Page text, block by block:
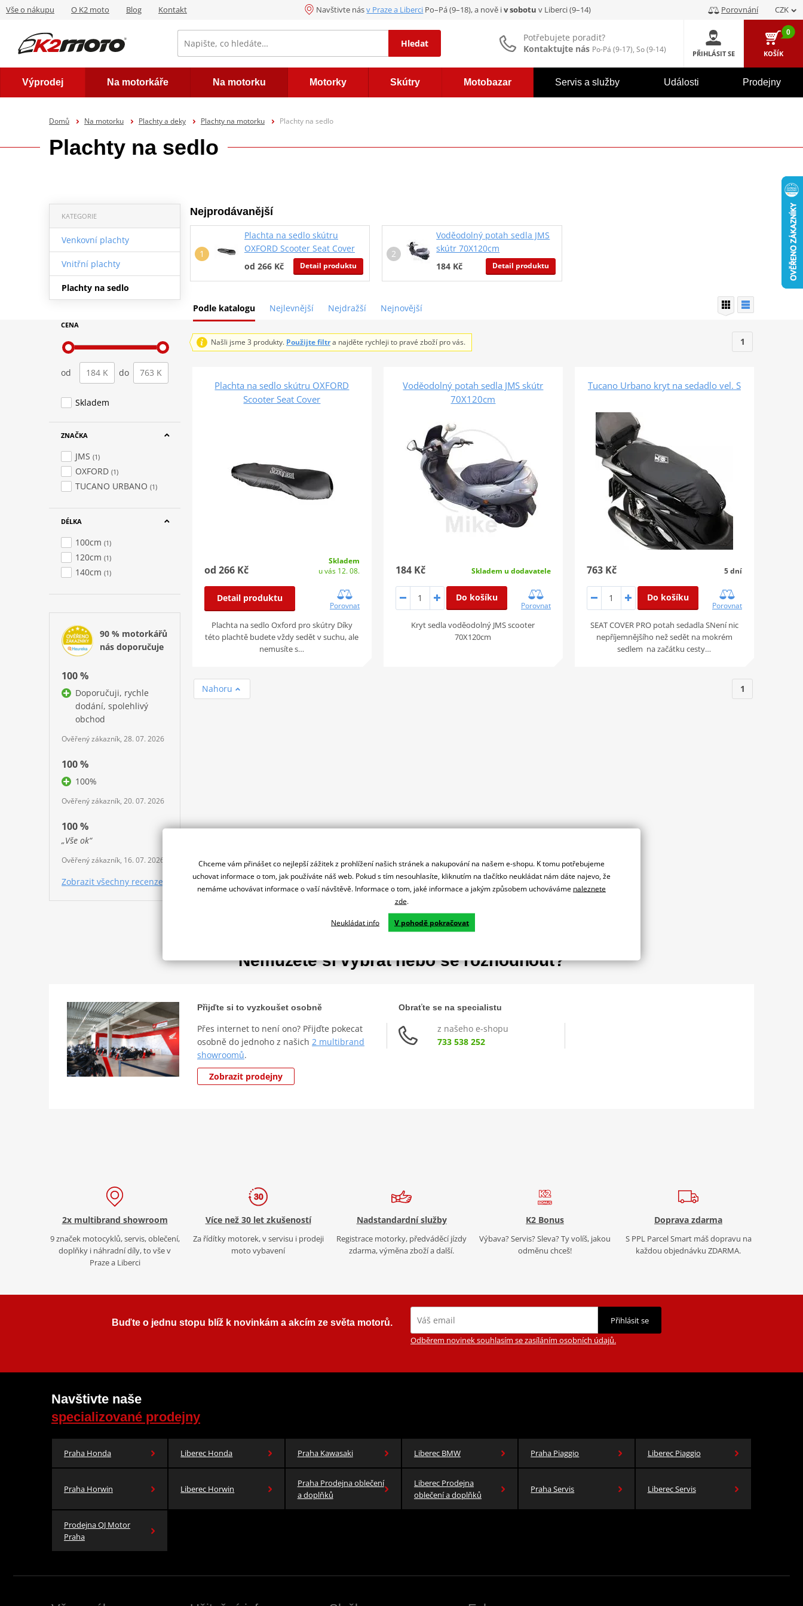
Vše o nákupu O K2 moto Blog Kontakt Navštivte násv Praze a Liberci Po–Pá (9–18), a nově iv sobotu v Liberci (9–14) Porovnání CZK
Hledat
Potřebujete poradit?
Kontaktujte nás Po-Pá (9-17), So (9-14) PŘIHLÁSIT SE
0
KOŠÍK
Výprodej Na motorkáře Na motorku Motorky Skútry Motobazar Servis a služby Události Prodejny
Domů Na motorku Plachty a deky Plachty na motorku Plachty na sedlo
Plachty na sedlo
Nejprodávanější
Plachta na sedlo skútru
OXFORD Scooter Seat Cover
od 266 Kč
Detail produktu
Voděodolný potah sedla JMS
skútr 70X120cm
184 Kč
Detail produktu
Podle katalogu Nejlevnější Nejdražší Nejnovější
KATEGORIE
Venkovní plachty
Vnitřní plachty
Plachty na sedlo
CENA
od do
Skladem
ZNAČKA
JMS (1)
OXFORD (1)
TUCANO URBANO (1)
DÉLKA
100cm (1)
120cm (1)
140cm (1)
90 % motorkářů
nás doporučuje
100 %
Doporučuji, rychle
dodání, spolehlivý
obchod
Ověřený zákazník, 28. 07. 2026
100 %
100%
Ověřený zákazník, 20. 07. 2026
100 %
„Vše ok“
Ověřený zákazník, 16. 07. 2026
Zobrazit všechny recenze
1
Našli jsme 3 produkty. Použijte filtra najděte rychleji to pravé zboží pro vás.
Plachta na sedlo skútru OXFORD
Scooter Seat Cover
od 266 Kč
Skladem
u vás 12. 08.
Detail produktu
Porovnat
Plachta na sedlo Oxford pro skútry Díky
této plachtě budete vždy sedět v suchu, ale
nemusíte s…
Voděodolný potah sedla JMS skútr
70X120cm
184 Kč Skladem u dodavatele
Do košíku
Porovnat
Kryt sedla voděodolný JMS scooter
70X120cm
Tucano Urbano kryt na sedadlo vel. S
763 Kč 5 dní
Do košíku
Porovnat
SEAT COVER PRO potah sedadla SNení nic
nepříjemnějšího než sedět na mokrém
sedlem na začátku cesty…
1
Nahoru
Nemůžete si vybrat nebo se rozhodnout?
Přijďte si to vyzkoušet osobně
Přes internet to není ono? Přijďte pokecat
osobně do jednoho z našich 2 multibrand
showroomů.
Zobrazit prodejny
Obraťte se na specialistu
z našeho e-shopu
733 538 252
2x multibrand showroom
9 značek motocyklů, servis, oblečení,
doplňky i náhradní díly, to vše v
Praze a Liberci
Více než 30 let zkušeností
Za řídítky motorek, v servisu i prodeji
moto vybavení
Nadstandardní služby
Registrace motorky, předváděcí jízdy
zdarma, výměna zboží a další.
K2 Bonus
Výbava? Servis? Sleva? Ty volíš, jakou
odměnu chceš!
Doprava zdarma
S PPL Parcel Smart máš dopravu na
každou objednávku ZDARMA.
Buďte o jednu stopu blíž k novinkám a akcím ze světa motorů.
Přihlásit se
Odběrem novinek souhlasím se zasíláním osobních údajů.
Navštivte naše
specializované prodejny
Praha Honda Liberec Honda Praha Kawasaki Liberec BMW Praha Piaggio Liberec Piaggio
Praha Horwin Liberec Horwin
Praha Prodejna oblečení
a doplňků
Liberec Prodejna
oblečení a doplňků
Praha Servis Liberec Servis
Prodejna QJ Motor
Praha
Chceme vám přinášet co nejlepší zážitek z prohlížení našich stránek a nakupování na našem e-shopu. K tomu potřebujeme
uchovat informace o tom, jak používáte náš web. Pokud s tím nesouhlasíte, kliknutím na tlačítko neukládat nám dáte najevo, že
nemáme uchovávat informace o vaší návštěvě. Informace o tom, jaké informace a jakým způsobem uchováváme naleznete
zde.
Neukládat info V pohodě pokračovat